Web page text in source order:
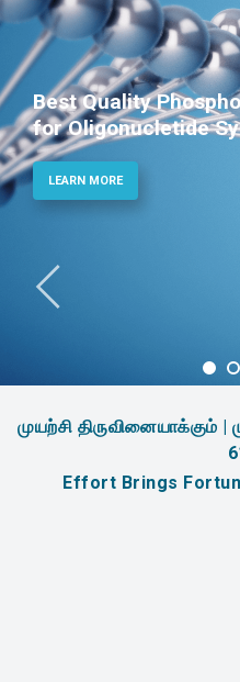
Best Quality
for Oligonucletide
LEARN MORE
முயற்சி திருவினையாக்கும்
Effort Brings